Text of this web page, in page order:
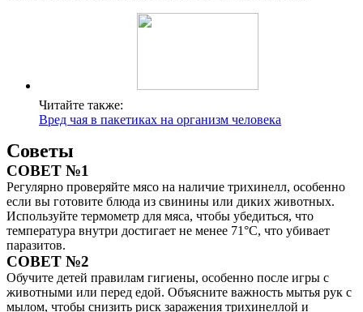
Читайте также:
Вред чая в пакетиках на организм человека
Советы
СОВЕТ №1
Регулярно проверяйте мясо на наличие трихинелл, особенно
если вы готовите блюда из свинины или диких животных.
Используйте термометр для мяса, чтобы убедиться, что
температура внутри достигает не менее 71°C, что убивает
паразитов.
СОВЕТ №2
Обучите детей правилам гигиены, особенно после игры с
животными или перед едой. Объясните важность мытья рук с
мылом, чтобы снизить риск заражения трихинеллой и